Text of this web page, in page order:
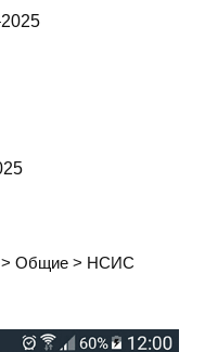
> Общие > НСИС